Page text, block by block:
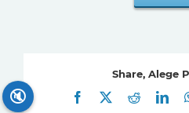
Share, Alege
Facebook
Reddit
🔇